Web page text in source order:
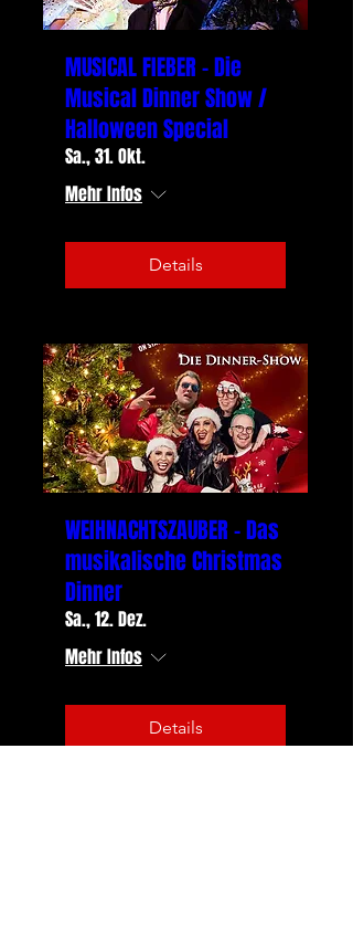
MUSICAL FIEBER - Die
Musical Dinner Show /
Halloween Special
Sa., 31. Okt.
Mehr Infos
Details
WEIHNACHTSZAUBER - Das
musikalische Christmas
Dinner
Sa., 12. Dez.
Mehr Infos
Details